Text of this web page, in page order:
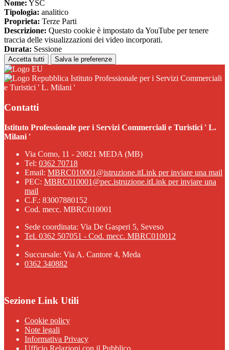
Nome: YSC
Tipologia: analitico
Proprieta: Terze Parti
Descrizione: Questo cookie è impostato da YouTube per tenere
traccia delle visualizzazioni dei video incorporati.
Durata: Sessione
Accetta tutti Salva le preferenze
Istituto Professionale per i Servizi Commerciali
e Turistici ' L. Milani '
Contatti
Istituto Professionale per i Servizi Commerciali e Turistici ' L.
Milani '
Via Como, 11 - 20821 MEDA (MB)
Tel: 0362 70718
Email: MBRC010001@istruzione.itLink per inviare una mail
PEC: MBRC010001@pec.istruzione.itLink per inviare una
mail
C.F.: 83007880152
Cod. mecc. MBRC010001
Sede coordinata: Via De Gasperi 5, Seveso
Tel. 0362 507051 - Cod. mecc. MBRC010012
Succursale: Via A. Cantore 4, Meda
0362 340882
Sezione Link Utili
Cookie policy
Note legali
Informativa Privacy
Ufficio Relazioni con il Pubblico